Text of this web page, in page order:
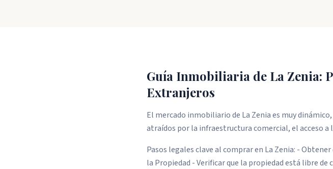
Guía Inmobiliaria de La Zenia:
Extranjeros
El mercado inmobiliario de La Zenia es muy
atraídos por la infraestructura comercial, el acceso a
Pasos legales clave al comprar en La Zenia: -
la Propiedad - Verificar que la propiedad está libre de